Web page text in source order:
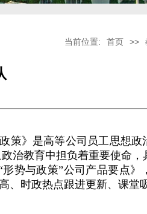
当前位置: 首页 >>
策》是高等公司员工思想政
治教育中担负着重要使命
势与政策”公司产品要点》
时政热点跟进更新、课堂